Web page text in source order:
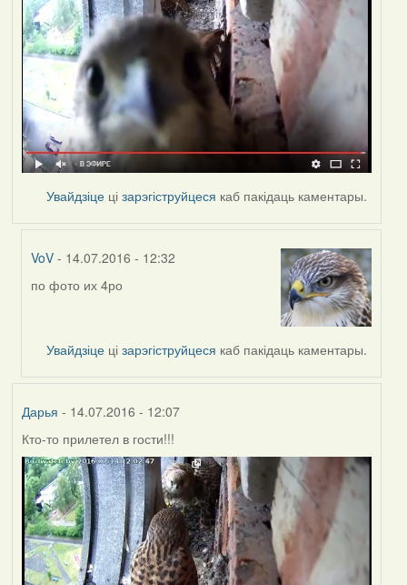
Увайдзіце цізарэгіструйцеся каб пакідаць каментары.
VoV - 14.07.2016 - 12:32
In
по фото их 4ро
Увайдзіце цізарэгіструйцеся каб пакідаць каментары.
Дарья - 14.07.2016 - 12:07
Кто-то прилетел в гости!!!